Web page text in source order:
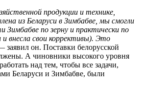
продукции и технике,
из Беларуси в Зимбабве, мы смогли
Зимбабве по зерну и практически по
и внесла свои коррективы). Это
заявил он. Поставки белорусской
А чиновники высокого уровня
над тем, чтобы все задачи,
Беларуси и Зимбабве, были